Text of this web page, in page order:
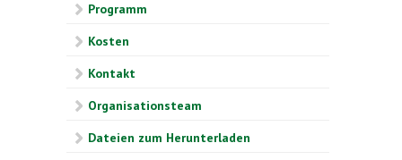
Programm
Kosten
Kontakt
Organisationsteam
Dateien zum Herunterladen